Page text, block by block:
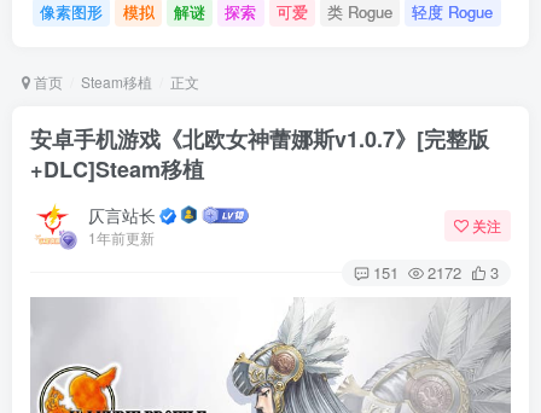
像素图形 模拟 解谜 探索 可爱 类 Rogue 轻度 Rogue
首页 Steam移植 正文
安卓手机游戏《北欧女神蕾娜斯v1.0.7》[完整版
+DLC]Steam移植
仄言站长
1年前更新
关注
151 2172 3